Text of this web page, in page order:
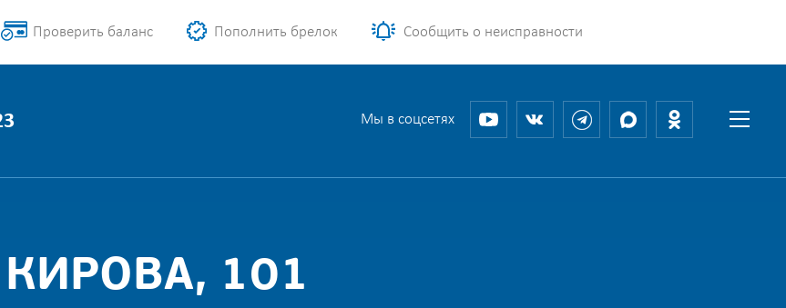
Проверить баланс Пополнить брелок Сообщить о неисправности
Мы в соцсетях
101